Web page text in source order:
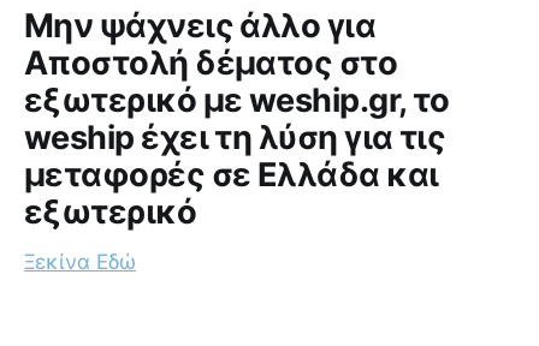
Μην ψάχνεις άλλο για
Aποστολή δέματος στο
εξωτερικό με weship.gr, το
weship έχει τη λύση για τις
μεταφορές σε Ελλάδα και
εξωτερικό
Ξεκίνα Εδώ